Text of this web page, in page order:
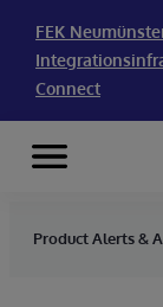
FEK
Connect
Skip to content
Menu
Product Alerts &